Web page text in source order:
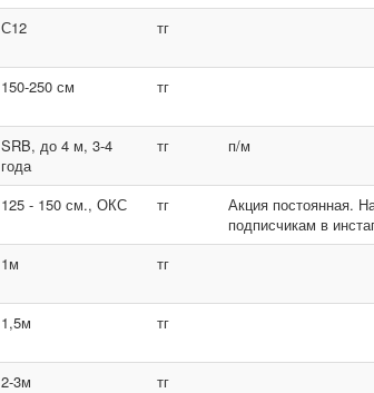
С12 тг
150-250 см тг
SRB, до 4 м, 3-4
года
тг п/м
125 - 150 см., ОКС тг
Акция постоянная.
подписчикам в
1м тг
1,5м тг
2-3м тг